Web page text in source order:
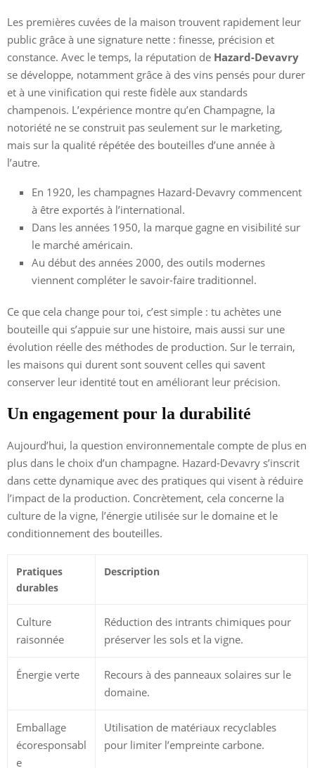
Les premières cuvées de la maison trouvent rapidement leur
public grâce à une signature nette : finesse, précision et
constance. Avec le temps, la réputation de Hazard-Devavry
se développe, notamment grâce à des vins pensés pour durer
et à une vinification qui reste fidèle aux standards
champenois. L’expérience montre qu’en Champagne, la
notoriété ne se construit pas seulement sur le marketing,
mais sur la qualité répétée des bouteilles d’une année à
l’autre.
En 1920, les champagnes Hazard-Devavry commencent
à être exportés à l’international.
Dans les années 1950, la marque gagne en visibilité sur
le marché américain.
Au début des années 2000, des outils modernes
viennent compléter le savoir-faire traditionnel.
Ce que cela change pour toi, c’est simple : tu achètes une
bouteille qui s’appuie sur une histoire, mais aussi sur une
évolution réelle des méthodes de production. Sur le terrain,
les maisons qui durent sont souvent celles qui savent
conserver leur identité tout en améliorant leur précision.
Un engagement pour la durabilité
Aujourd’hui, la question environnementale compte de plus en
plus dans le choix d’un champagne. Hazard-Devavry s’inscrit
dans cette dynamique avec des pratiques qui visent à réduire
l’impact de la production. Concrètement, cela concerne la
culture de la vigne, l’énergie utilisée sur le domaine et le
conditionnement des bouteilles.
Pratiques
durables
Description
Culture
raisonnée
Réduction des intrants chimiques pour
préserver les sols et la vigne.
Énergie verte
Recours à des panneaux solaires sur le
domaine.
Emballage
écoresponsabl
e
Utilisation de matériaux recyclables
pour limiter l’empreinte carbone.